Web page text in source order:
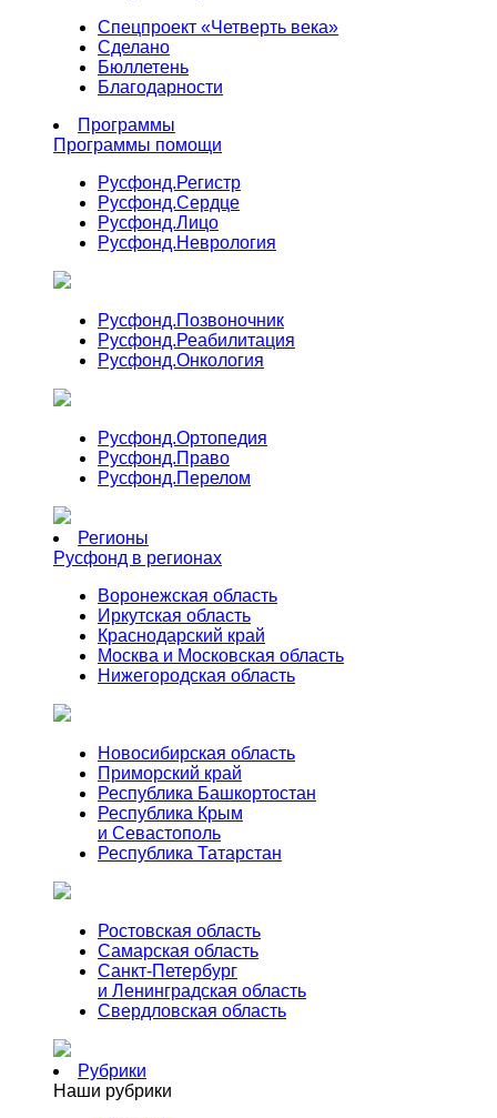
Спецпроект «Четверть века»
Сделано
Бюллетень
Благодарности
Программы
Программы помощи
Русфонд.Регистр
Русфонд.Сердце
Русфонд.Лицо
Русфонд.Неврология
Русфонд.Позвоночник
Русфонд.Реабилитация
Русфонд.Онкология
Русфонд.Ортопедия
Русфонд.Право
Русфонд.Перелом
Регионы
Русфонд в регионах
Воронежская область
Иркутская область
Краснодарский край
Москва и Московская область
Нижегородская область
Новосибирская область
Приморский край
Республика Башкортостан
Республика Крым
и Севастополь
Республика Татарстан
Ростовская область
Самарская область
Санкт-Петербург
и Ленинградская область
Свердловская область
Рубрики
Наши рубрики